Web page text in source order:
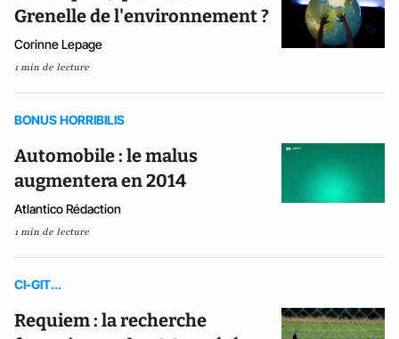
Grenelle de l'environnement ?
Corinne Lepage
1 min de lecture
BONUS HORRIBILIS
Automobile : le malus
augmentera en 2014
Atlantico Rédaction
1 min de lecture
CI-GIT...
Requiem : la recherche